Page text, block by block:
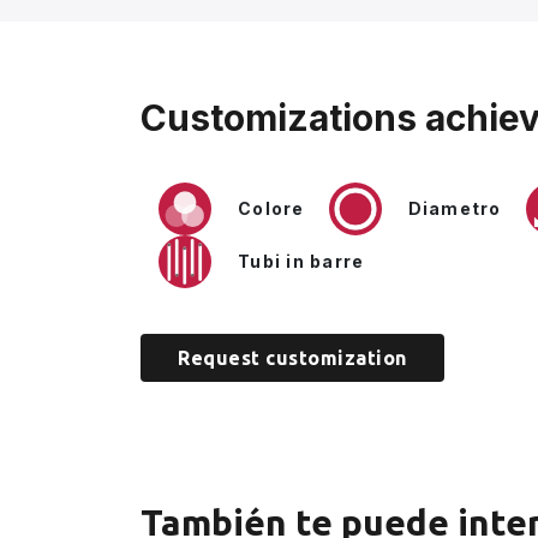
Customizations
Colore Diametro
Tubi in barre
Request customization
También te puede